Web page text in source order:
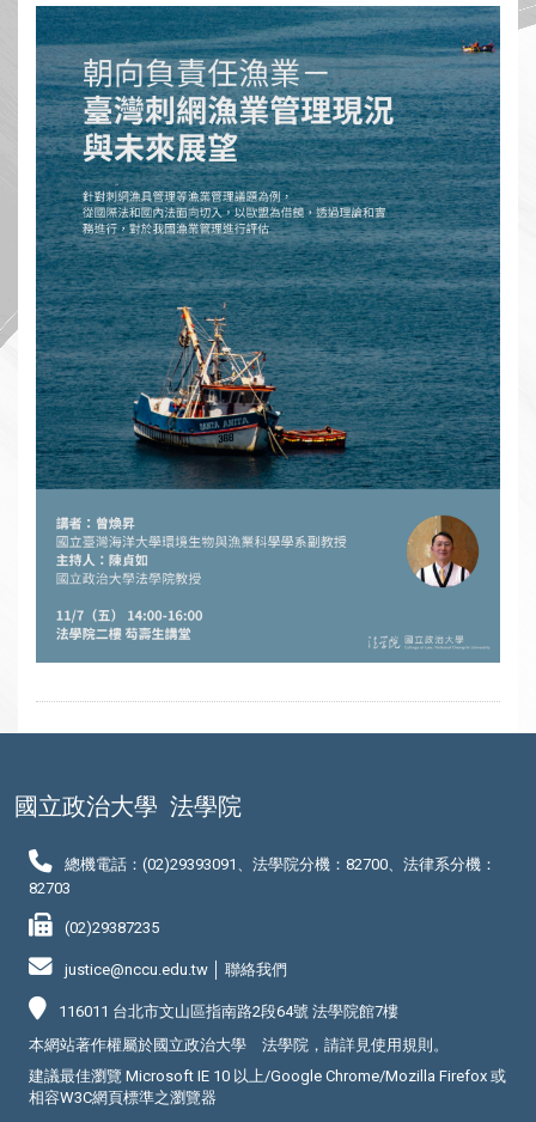
國立政治大學 法學院
總機電話：(02)29393091、法學院分機：82700、法律系分機：
82703
(02)29387235
justice@nccu.edu.tw │聯絡我們
116011 台北市文山區指南路2段64號 法學院館7樓
本網站著作權屬於國立政治大學 法學院，請詳見使用規則 。
建議最佳瀏覽 Microsoft IE 10 以上/Google Chrome/Mozilla Firefox 或
相容W3C網頁標準之瀏覽器